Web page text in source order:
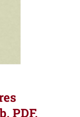
PDF,